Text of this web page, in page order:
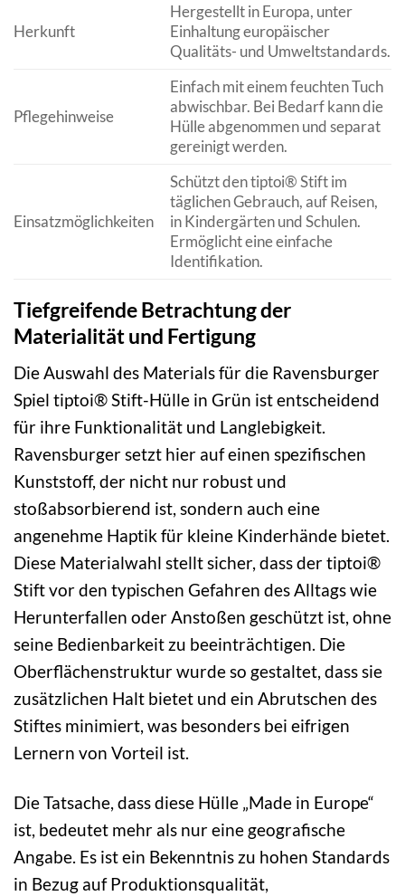
Herkunft
Hergestellt in Europa, unter
Einhaltung europäischer
Qualitäts- und Umweltstandards.
Pflegehinweise
Einfach mit einem feuchten Tuch
abwischbar. Bei Bedarf kann die
Hülle abgenommen und separat
gereinigt werden.
Einsatzmöglichkeiten
Schützt den tiptoi® Stift im
täglichen Gebrauch, auf Reisen,
in Kindergärten und Schulen.
Ermöglicht eine einfache
Identifikation.
Tiefgreifende Betrachtung der
Materialität und Fertigung
Die Auswahl des Materials für die Ravensburger
Spiel tiptoi® Stift-Hülle in Grün ist entscheidend
für ihre Funktionalität und Langlebigkeit.
Ravensburger setzt hier auf einen spezifischen
Kunststoff, der nicht nur robust und
stoßabsorbierend ist, sondern auch eine
angenehme Haptik für kleine Kinderhände bietet.
Diese Materialwahl stellt sicher, dass der tiptoi®
Stift vor den typischen Gefahren des Alltags wie
Herunterfallen oder Anstoßen geschützt ist, ohne
seine Bedienbarkeit zu beeinträchtigen. Die
Oberflächenstruktur wurde so gestaltet, dass sie
zusätzlichen Halt bietet und ein Abrutschen des
Stiftes minimiert, was besonders bei eifrigen
Lernern von Vorteil ist.
Die Tatsache, dass diese Hülle „Made in Europe“
ist, bedeutet mehr als nur eine geografische
Angabe. Es ist ein Bekenntnis zu hohen Standards
in Bezug auf Produktionsqualität,